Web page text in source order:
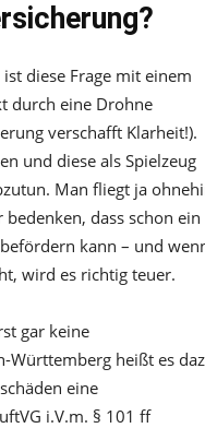
diese Frage mit einem
durch eine Drohne
verschafft Klarheit!).
und diese als Spielzeug
Man fliegt ja
dass schon ein
kann – und
wird es richtig teuer.
gar keine
Württemberg heißt es
eine
i.V.m. § 101 ff